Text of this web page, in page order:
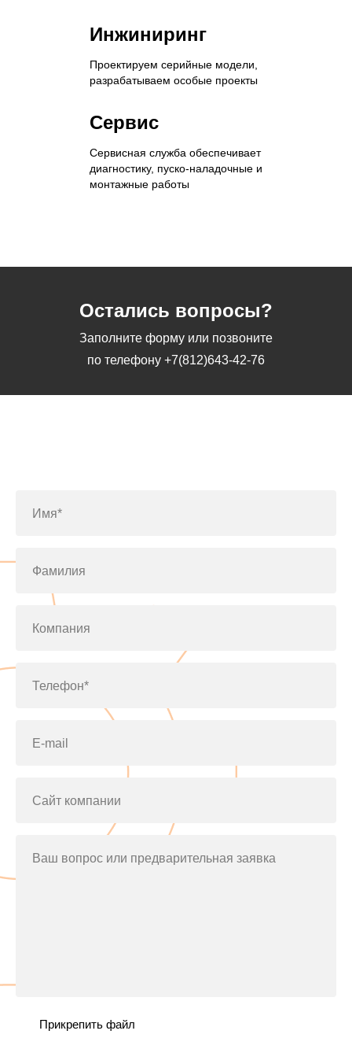
Инжиниринг
Проектируем серийные модели,
разрабатываем особые проекты
Сервис
Сервисная служба обеспечивает
диагностику, пуско-наладочные и
монтажные работы
Остались вопросы?
Заполните форму или позвоните
по телефону +7(812)643-42-76
Имя*
Фамилия
Компания
Телефон*
E-mail
Сайт компании
Ваш вопрос или предварительная заявка
Прикрепить файл